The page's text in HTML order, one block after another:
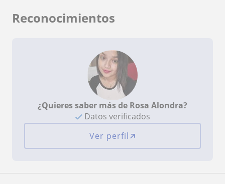
Reconocimientos
¿Quieres saber más de Rosa Alondra?
Datos verificados
Ver perfil